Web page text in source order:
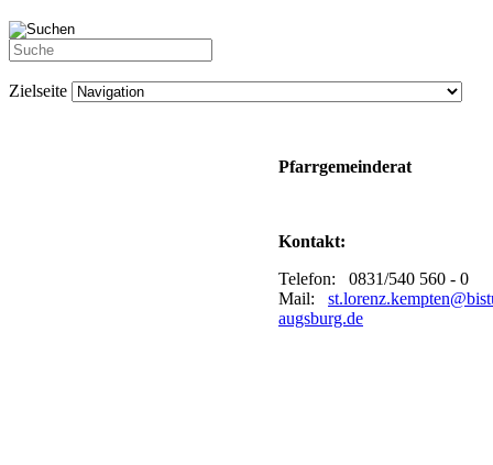
Zielseite
Pfarrgemeinderat
Kontakt:
Telefon: 0831/540 560 - 0
Mail:
augsburg.de